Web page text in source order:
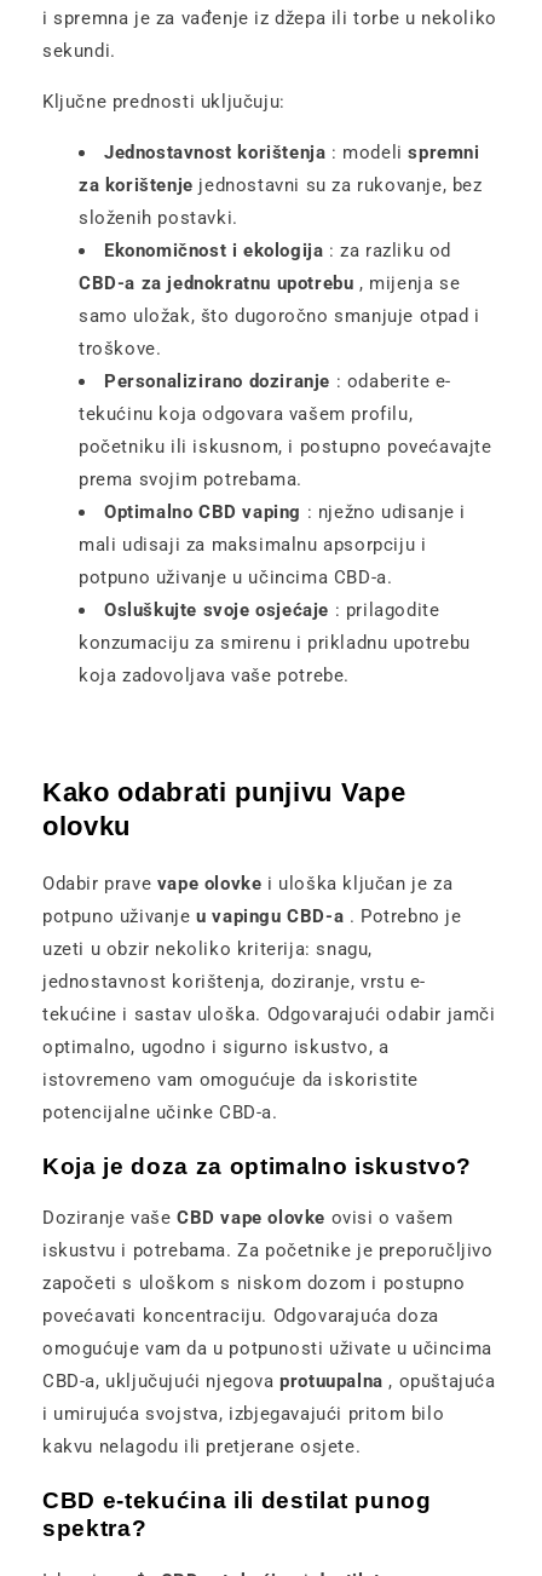
i spremna je za vađenje iz džepa ili torbe u nekoliko
sekundi.
Ključne prednosti uključuju:
Jednostavnost korištenja : modelispremni
za korištenje jednostavni su za rukovanje, bez
složenih postavki.
Ekonomičnost i ekologija : za razliku od
CBD-a za jednokratnu upotrebu , mijenja se
samo uložak, što dugoročno smanjuje otpad i
troškove.
Personalizirano doziranje : odaberite e-
tekućinu koja odgovara vašem profilu,
početniku ili iskusnom, i postupno povećavajte
prema svojim potrebama.
Optimalno CBD vaping : nježno udisanje i
mali udisaji za maksimalnu apsorpciju i
potpuno uživanje u učincima CBD-a.
Osluškujte svoje osjećaje : prilagodite
konzumaciju za smirenu i prikladnu upotrebu
koja zadovoljava vaše potrebe.
Kako odabrati punjivu Vape
olovku
Odabir prave vape olovke i uloška ključan je za
potpuno uživanjeu vapingu CBD-a . Potrebno je
uzeti u obzir nekoliko kriterija: snagu,
jednostavnost korištenja, doziranje, vrstu e-
tekućine i sastav uloška. Odgovarajući odabir jamči
optimalno, ugodno i sigurno iskustvo, a
istovremeno vam omogućuje da iskoristite
potencijalne učinke CBD-a.
Koja je doza za optimalno iskustvo?
Doziranje vaše CBD vape olovke ovisi o vašem
iskustvu i potrebama. Za početnike je preporučljivo
započeti s uloškom s niskom dozom i postupno
povećavati koncentraciju. Odgovarajuća doza
omogućuje vam da u potpunosti uživate u učincima
CBD-a, uključujući njegovaprotuupalna , opuštajuća
i umirujuća svojstva, izbjegavajući pritom bilo
kakvu nelagodu ili pretjerane osjete.
CBD e-tekućina ili destilat punog
spektra?